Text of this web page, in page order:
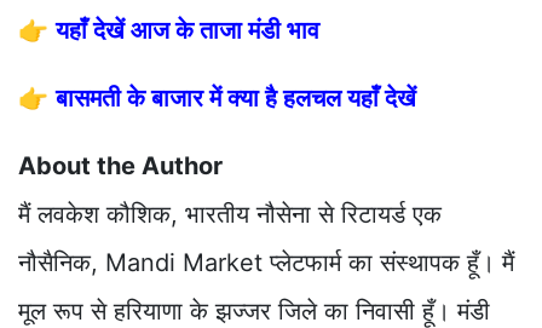
👉यहाँ देखें आज के ताजा मंडी भाव
👉बासमती के बाजार में क्या है हलचल यहाँ देखें
About the Author
मैं लवकेश कौशिक, भारतीय नौसेना से रिटायर्ड एक
नौसैनिक, Mandi Market प्लेटफार्म का संस्थापक हूँ। मैं
मूल रूप से हरियाणा के झज्जर जिले का निवासी हूँ। मंडी